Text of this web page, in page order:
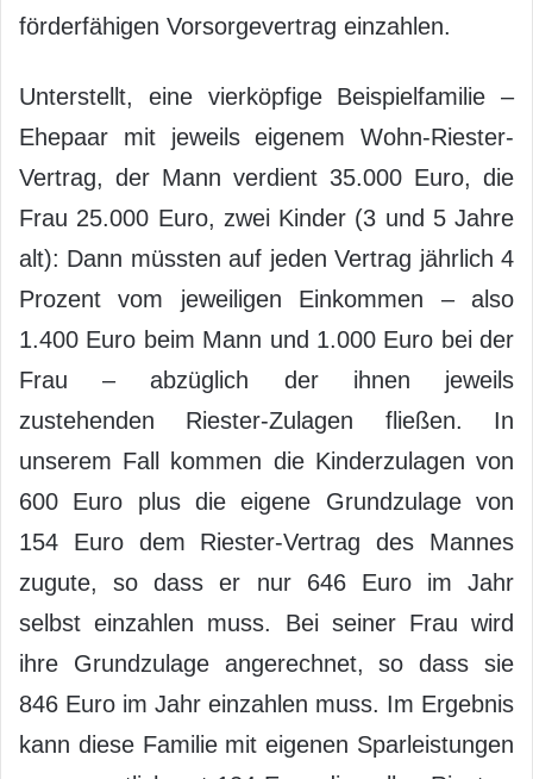
förderfähigen Vorsorgevertrag einzahlen.
Unterstellt, eine vierköpfige Beispielfamilie –
Ehepaar mit jeweils eigenem Wohn-Riester-
Vertrag, der Mann verdient 35.000 Euro, die
Frau 25.000 Euro, zwei Kinder (3 und 5 Jahre
alt): Dann müssten auf jeden Vertrag jährlich 4
Prozent vom jeweiligen Einkommen – also
1.400 Euro beim Mann und 1.000 Euro bei der
Frau – abzüglich der ihnen jeweils
zustehenden Riester-Zulagen fließen. In
unserem Fall kommen die Kinderzulagen von
600 Euro plus die eigene Grundzulage von
154 Euro dem Riester-Vertrag des Mannes
zugute, so dass er nur 646 Euro im Jahr
selbst einzahlen muss. Bei seiner Frau wird
ihre Grundzulage angerechnet, so dass sie
846 Euro im Jahr einzahlen muss. Im Ergebnis
kann diese Familie mit eigenen Sparleistungen